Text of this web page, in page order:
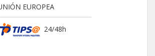
EUROPEA
24/48h